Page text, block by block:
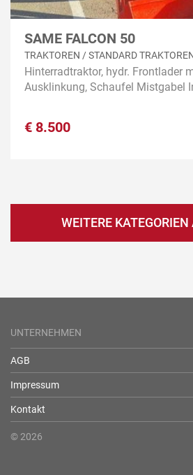
SAME FALCON 50
TRAKTOREN / STANDARD
Hinterradtraktor, hydr. Frontlader
Ausklinkung, Schaufel Mistgabel
€ 8.500
WEITERE
UNTERNEHMEN
AGB
Impressum
Kontakt
© 2026